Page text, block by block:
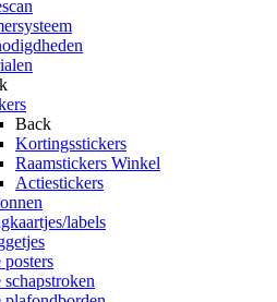
Back
Kortingsstickers
Raamstickers Winkel
Actiestickers
labels
posters
schapstroken